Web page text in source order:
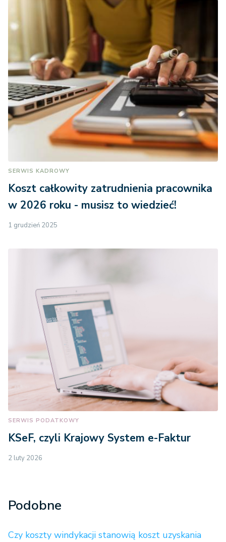
SERWIS KADROWY
Koszt całkowity zatrudnienia pracownika
w 2026 roku - musisz to wiedzieć!
1 grudzień 2025
SERWIS PODATKOWY
KSeF, czyli Krajowy System e-Faktur
2 luty 2026
Podobne
Czy koszty windykacji stanowią koszt uzyskania